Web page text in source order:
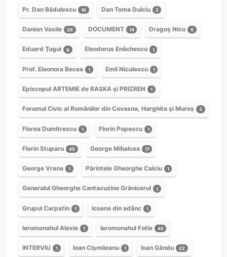
Pr. Dan Bădulescu 16 Dan Toma Dulciu 2
Danion Vasile 26 DOCUMENT 14 Dragoș Nicu 5
Eduard Țugui 8 Eleodorus Enăchescu 1
Prof. Eleonora Becea 1 Emil Niculescu 1
Episcopul ARTEMIE de RASKA și PRIZREN 1
Forumul Civic al Românilor din Covasna, Harghita și Mureș 3
Florea Dumitrescu 1 Florin Popescu 1
Florin Stuparu 45 George Mihalcea 17
George Vrana 1 Părintele Gheorghe Calciu 1
Generalul Gheorghe Cantacuzino Grănicerul 1
Grupul Carpatin 1 Icoana din adânc 1
Ieromonahul Alexie 1 Ieromonahul Fotie 45
INTERVIU 1 Ioan Cișmileanu 1 Ioan Gându 22